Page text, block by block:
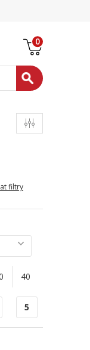
0
filtry
40
5